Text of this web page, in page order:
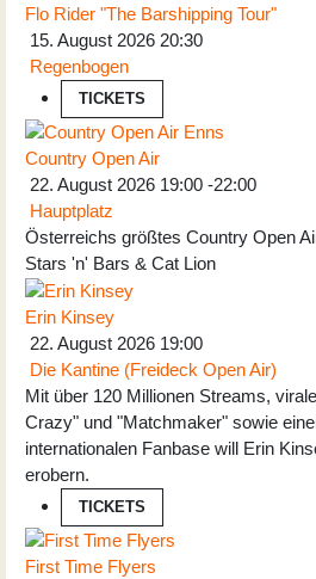
Flo Rider "The Barshipping Tour"
15. August 2026 20:30
Regenbogen
TICKETS
Country Open Air
22. August 2026 19:00 -22:00
Hauptplatz
Österreichs größtes Country Open
Stars 'n' Bars & Cat Lion
Erin Kinsey
22. August 2026 19:00
Die Kantine (Freideck Open Air)
Mit über 120 Millionen Streams,
Crazy" und "Matchmaker" sowie
internationalen Fanbase will Erin
erobern.
TICKETS
First Time Flyers